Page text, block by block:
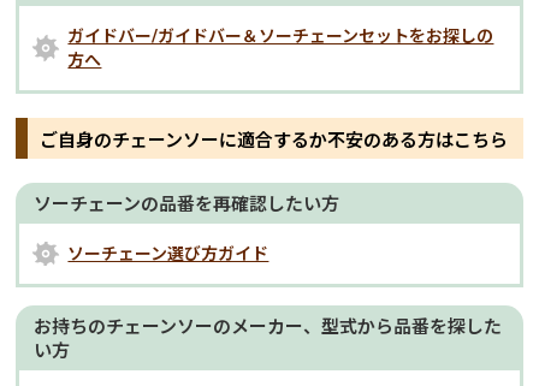
ガイドバー/ガイドバー＆ソーチェーンセットをお探しの
方へ
ご自身のチェーンソーに適合するか不安のある方はこちら
ソーチェーンの品番を再確認したい方
ソーチェーン選び方ガイド
お持ちのチェーンソーのメーカー、型式から品番を探した
い方